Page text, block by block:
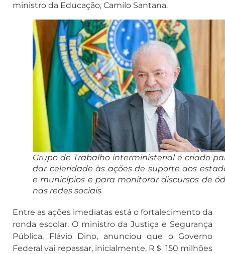
ministro da Educação, Camilo Santana.
Grupo de Trabalho interministerial é criado
dar celeridade às ações de suporte aos
e municípios e para monitorar discursos de
nas redes sociais.
Entre as ações imediatas está o fortalecimento da
ronda escolar. O ministro da Justiça e Segurança
Pública, Flávio Dino, anunciou que o Governo
Federal vai repassar, inicialmente, R＄ 150 milhões